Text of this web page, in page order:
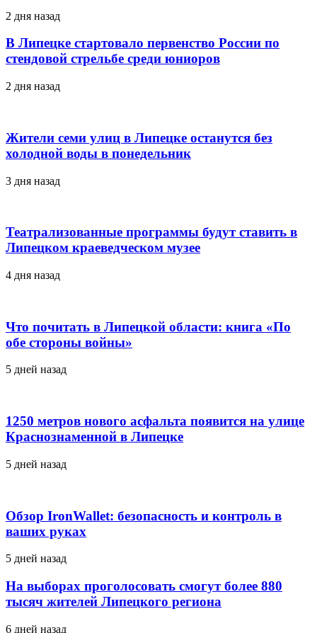
2 дня назад
В Липецке стартовало первенство России по
стендовой стрельбе среди юниоров
2 дня назад
Жители семи улиц в Липецке останутся без
холодной воды в понедельник
3 дня назад
Театрализованные программы будут ставить в
Липецком краеведческом музее
4 дня назад
Что почитать в Липецкой области: книга «По
обе стороны войны»
5 дней назад
1250 метров нового асфальта появится на улице
Краснознаменной в Липецке
5 дней назад
Обзор IronWallet: безопасность и контроль в
ваших руках
5 дней назад
На выборах проголосовать смогут более 880
тысяч жителей Липецкого региона
6 дней назад